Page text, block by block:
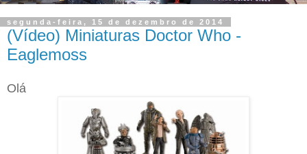
segunda-feira, 15 de dezembro de 2014
(Vídeo) Miniaturas Doctor Who -
Eaglemoss
Olá